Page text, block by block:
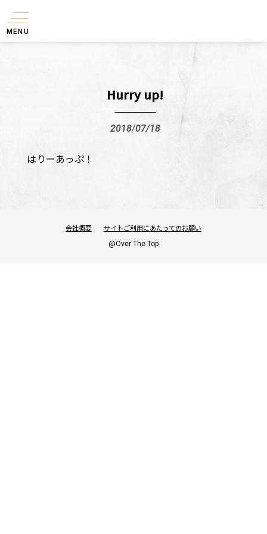
MENU
Hurry up!
2018/07/18
はりーあっぷ！
会社概要 サイトご利用にあたってのお願い
@Over The Top